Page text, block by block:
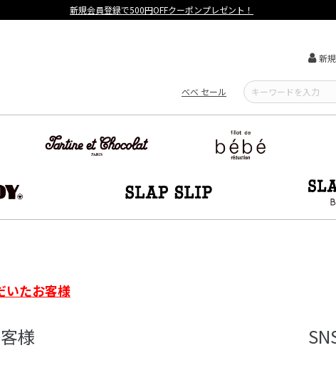
新規会員登録で500円OFFクーポンプレゼント！
新
べべ セール
いたお客様
様